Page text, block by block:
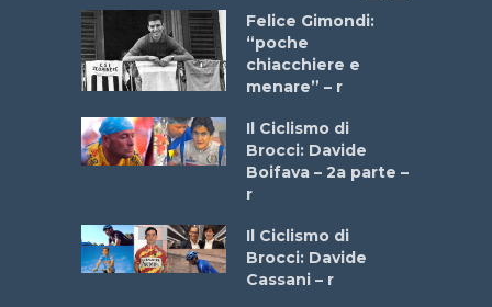
Felice Gimondi:
“poche
chiacchiere e
menare” – r
Il Ciclismo di
Brocci: Davide
Boifava – 2a parte –
r
Il Ciclismo di
Brocci: Davide
Cassani – r